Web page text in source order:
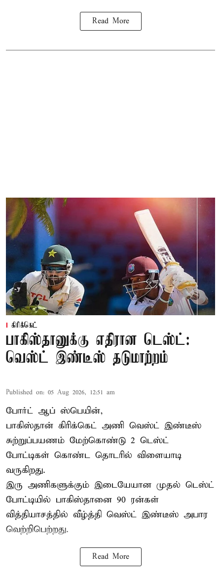
Read More
கிரிக்கெட்
பாகிஸ்தானுக்கு எதிரான டெஸ்ட்:
வெஸ்ட் இண்டீஸ் தடுமாற்றம்
Published on: 05 Aug 2026, 12:51 am
போர்ட் ஆப் ஸ்பெயின்,
பாகிஸ்தான் கிரிக்கெட் அணி வெஸ்ட் இண்டீஸ்
சுற்றுப்பயணம் மேற்கொண்டு 2 டெஸ்ட்
போட்டிகள் கொண்ட தொடரில் விளையாடி
வருகிறது.
இரு அணிகளுக்கும் இடையேயான முதல் டெஸ்ட்
போட்டியில் பாகிஸ்தானை 90 ரன்கள்
வித்தியாசத்தில் வீழ்த்தி வெஸ்ட் இண்டீஸ் அபார
வெற்றிபெற்றது.
Read More